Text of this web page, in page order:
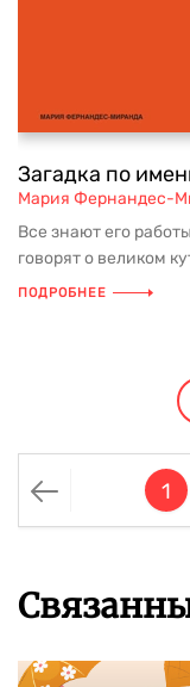
Загадка по
Мария Фернандес-
Все знают его
говорят о великом
ПОДРОБНЕЕ
1